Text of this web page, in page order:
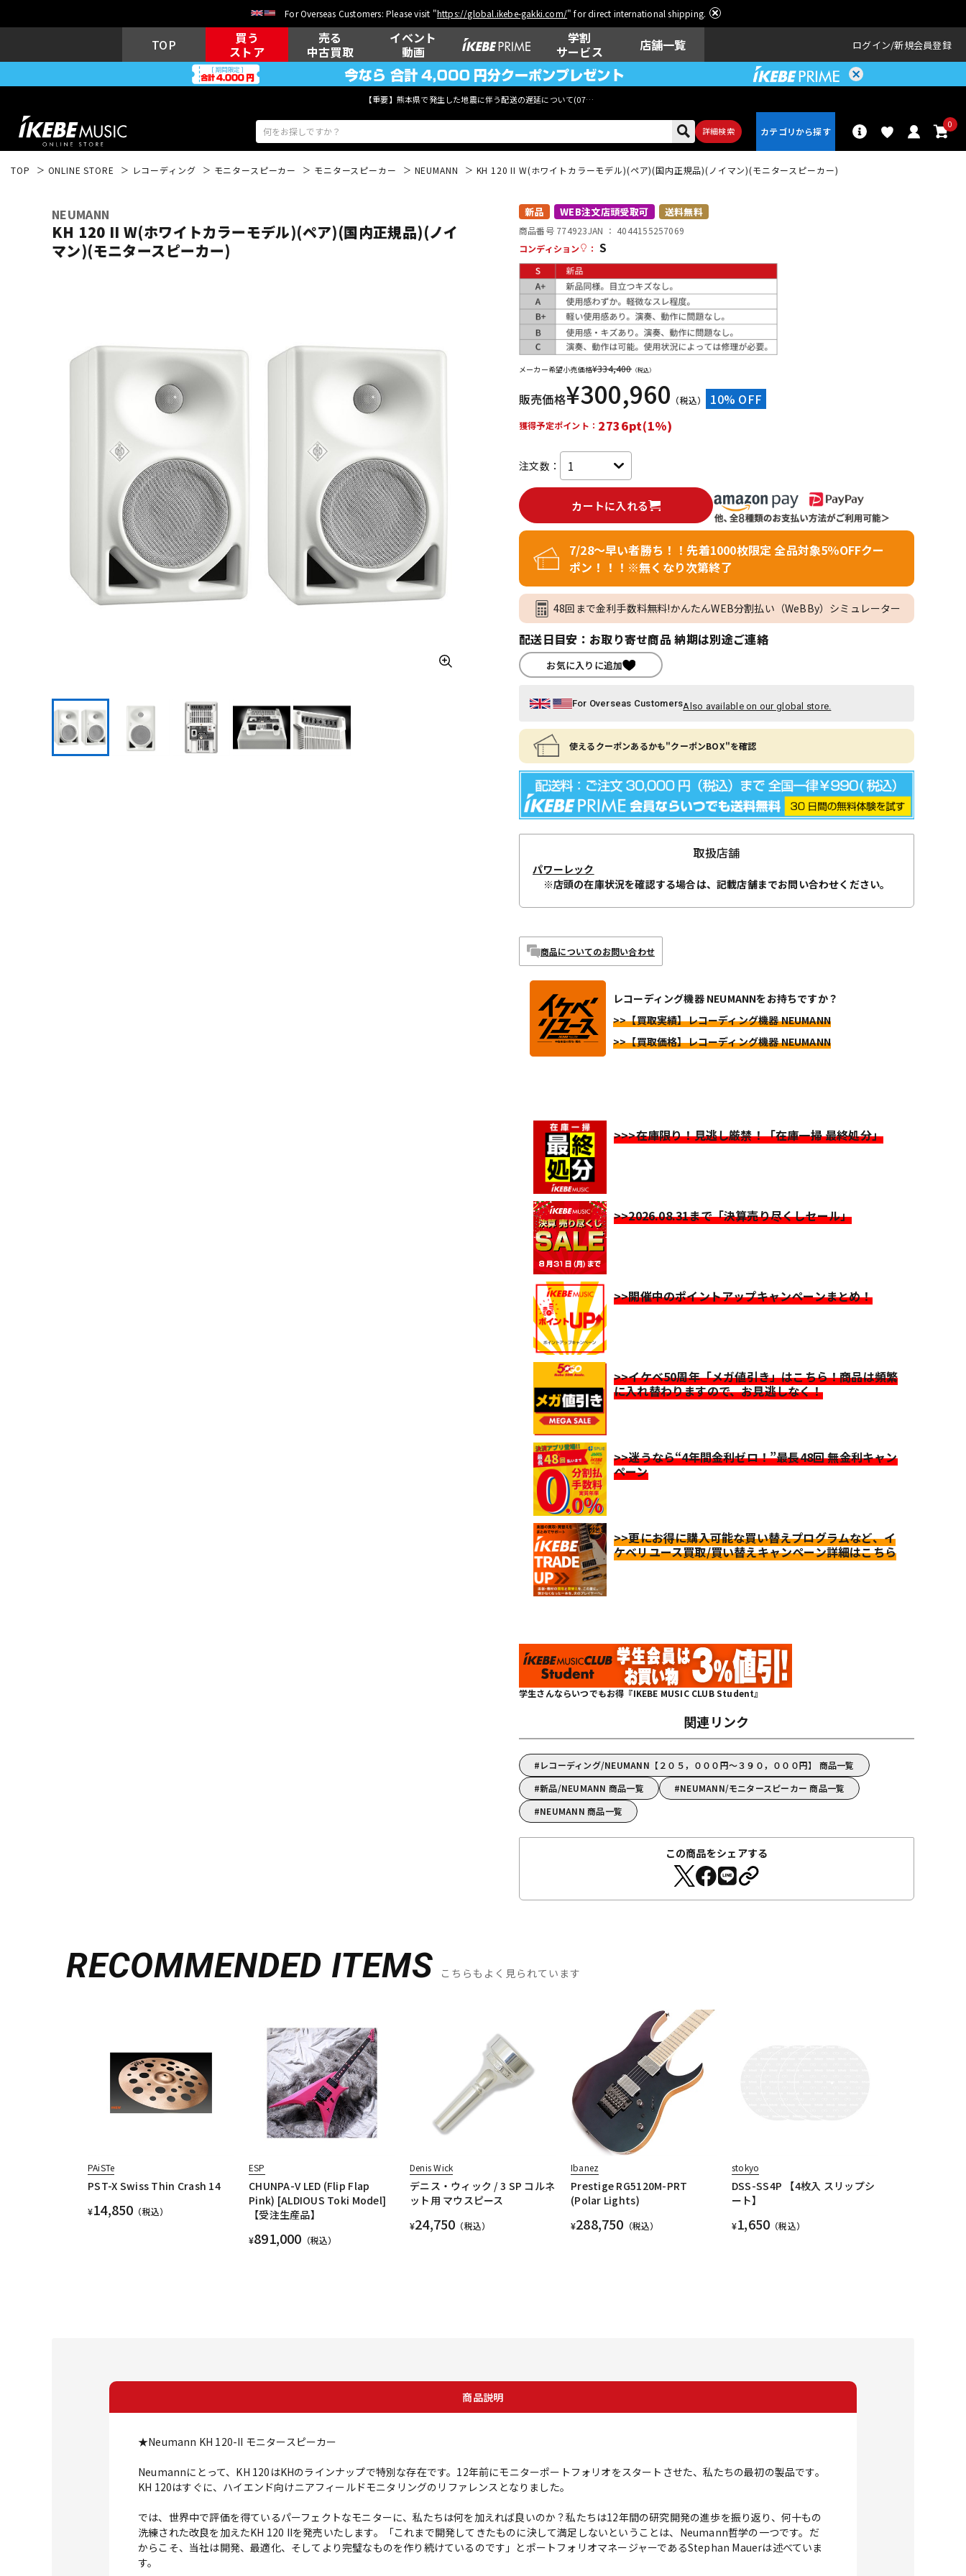
For Overseas Customers: Please visit "https://global.ikebe-gakki.com/" for direct international shipping.
TOP
買う
ストア
売る
中古買取
イベント
動画
学割
サービス
店舗一覧 ログイン 新規会員登録
【重要】熊本県で発生した地震に伴う配送の遅延について(07月29日
詳細検索
0
ウクレレ ドラム
その他楽器
イン納品
レコーディン
グ機器
配信/ライブ
機器
TOP ONLINE STORE レコーディング モニタースピーカー モニタースピーカー NEUMANN KH 120 II W(ホワイトカラーモデル)(ペア)(国内正規品)(ノイマン)(モニタースピーカー)
NEUMANN
KH 120 II W(ホワイトカラーモデル)(ペア)(国内正規品)(ノイ
マン)(モニタースピーカー)
新品 WEB注文店頭受取可 送料無料
商品番号 774923JAN ： 4044155257069
コンディション
： S
メーカー希望小売価格¥334,400（税込）
販売価格¥300,960 （税込） 10% OFF
獲得予定ポイント： 2736pt(1%)
注文数：
カートに入れる
7/28～早い者勝ち！！先着1000枚限定 全品対象5％OFFクー
ポン！！！※無くなり次第終了
48回まで金利手数料無料!かんたんWEB分割払い（WeBBy）シミュレーター
配送日目安：お取り寄せ商品 納期は別途ご連絡
お気に入りに追加
For Overseas CustomersAlso available on our global store.
使えるクーポンあるかも"クーポンBOX"を確認
取扱店舗
パワーレック
※店頭の在庫状況を確認する場合は、記載店舗までお問い合わせください。
商品についてのお問い合わせ
レコーディング機器 NEUMANNをお持ちですか？
>>【買取実績】レコーディング機器 NEUMANN
>>【買取価格】レコーディング機器 NEUMANN
>>>在庫限り！見逃し厳禁！「在庫一掃 最終処分」
>>2026.08.31まで「決算売り尽くしセール」
>>開催中のポイントアップキャンペーンまとめ！
>>イケベ50周年「メガ値引き」はこちら！商品は頻繁
に入れ替わりますので、お見逃しなく！
>>迷うなら“4年間金利ゼロ！”最長48回 無金利キャン
ペーン
>>更にお得に購入可能な買い替えプログラムなど、イ
ケベリユース買取/買い替えキャンペーン詳細はこちら
学生さんならいつでもお得『IKEBE MUSIC CLUB Student』
関連リンク
レコーディング/NEUMANN【２０５，０００円～３９０，０００円】 商品一覧
新品/NEUMANN 商品一覧
NEUMANN/モニタースピーカー 商品一覧
NEUMANN 商品一覧
この商品をシェアする
RECOMMENDED ITEMS こちらもよく見られています
PAiSTe
PST-X Swiss Thin Crash 14
¥14,850 （税込）
ESP
CHUNPA-V LED (Flip Flap
Pink) [ALDIOUS Toki Model]
【受注生産品】
¥891,000 （税込）
Denis Wick
デニス・ウィック / 3 SP コルネ
ット用 マウスピース
¥24,750 （税込）
Ibanez
Prestige RG5120M-PRT
(Polar Lights)
¥288,750 （税込）
stokyo
DSS-SS4P 【4枚入 スリップシ
ート】
¥1,650 （税込）
商品説明
★Neumann KH 120-II モニタースピーカー
Neumannにとって、KH 120はKHのラインナップで特別な存在です。12年前にモニターポートフォリオをスタートさせた、私たちの最初の製品です。
KH 120はすぐに、ハイエンド向けニアフィールドモニタリングのリファレンスとなりました。
では、世界中で評価を得ているパーフェクトなモニターに、私たちは何を加えれば良いのか？私たちは12年間の研究開発の進歩を振り返り、何十もの
洗練された改良を加えたKH 120 IIを発売いたします。「これまで開発してきたものに決して満足しないということは、Neumann哲学の一つです。だ
からこそ、当社は開発、最適化、そしてより完璧なものを作り続けているのです」とポートフォリオマネージャーであるStephan Mauerは述べていま
す。